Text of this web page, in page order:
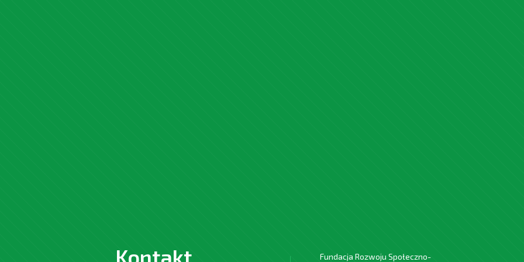
Kontakt Fundacja Rozwoju Społeczno-